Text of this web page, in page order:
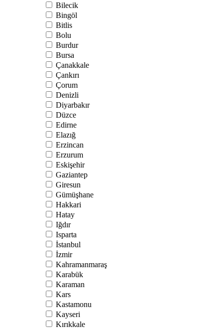
Bilecik
Bingöl
Bitlis
Bolu
Burdur
Bursa
Çanakkale
Çankırı
Çorum
Denizli
Diyarbakır
Düzce
Edirne
Elazığ
Erzincan
Erzurum
Eskişehir
Gaziantep
Giresun
Gümüşhane
Hakkari
Hatay
Iğdır
Isparta
İstanbul
İzmir
Kahramanmaraş
Karabük
Karaman
Kars
Kastamonu
Kayseri
Kırıkkale